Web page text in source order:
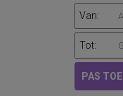
Van:
Tot:
PAS TOE